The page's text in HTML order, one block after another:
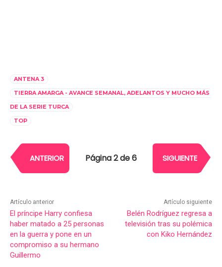
ANTENA 3
TIERRA AMARGA - AVANCE SEMANAL, ADELANTOS Y MUCHO MÁS
DE LA SERIE TURCA
TOP
ANTERIOR Página 2 de 6 SIGUIENTE
Artículo anterior
El príncipe Harry confiesa
haber matado a 25 personas
en la guerra y pone en un
compromiso a su hermano
Guillermo
Artículo siguiente
Belén Rodríguez regresa a
televisión tras su polémica
con Kiko Hernández